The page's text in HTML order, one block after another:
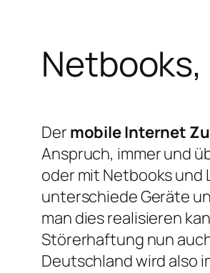
Der mobile Internet
Anspruch, immer und
oder mit Netbooks
unterschiede Geräte
man dies realisieren
Störerhaftung nun
Deutschland wird also